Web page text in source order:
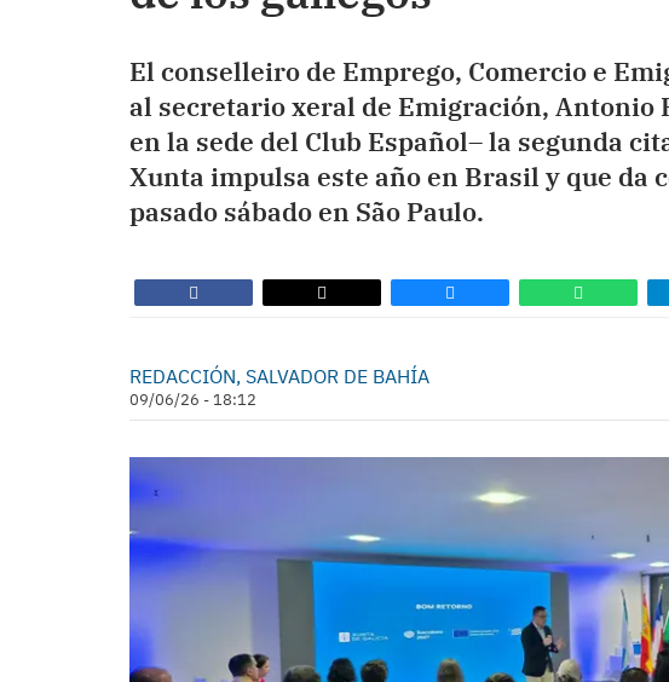
El conselleiro de Emprego, Comercio e
al secretario xeral de Emigración, Antonio
en la sede del Club Español– la segunda
Xunta impulsa este año en Brasil y que da
pasado sábado en São Paulo.
REDACCIÓN, SALVADOR DE BAHÍA
09/06/26 - 18:12